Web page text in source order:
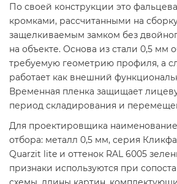
По своей конструкции это
кромками, рассчитанными на
защелкиваемым замком без
на объекте. Основа из стали 0,5 мм
требуемую геометрию профиля, а
работает как внешний
Временная пленка защищает
период складирования и
Для проектировщика наименование
отбора: металл 0,5 мм, серия
Quarzit lite и оттенок RAL 6005
признаки используются при